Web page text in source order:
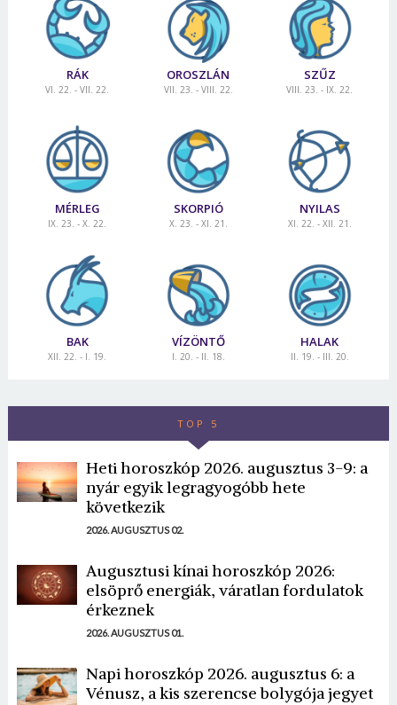
RÁK
VI. 22. - VII. 22.
OROSZLÁN
VII. 23. - VIII. 22.
SZŰZ
VIII. 23. - IX. 22.
MÉRLEG
IX. 23. - X. 22.
SKORPIÓ
X. 23. - XI. 21.
NYILAS
XI. 22. - XII. 21.
BAK
XII. 22. - I. 19.
VÍZÖNTŐ
I. 20. - II. 18.
HALAK
II. 19. - III. 20.
TOP 5
Heti horoszkóp 2026. augusztus 3-9: a
nyár egyik legragyogóbb hete
következik
2026. AUGUSZTUS 02.
Augusztusi kínai horoszkóp 2026:
elsöprő energiák, váratlan fordulatok
érkeznek
2026. AUGUSZTUS 01.
Napi horoszkóp 2026. augusztus 6: a
Vénusz, a kis szerencse bolygója jegyet